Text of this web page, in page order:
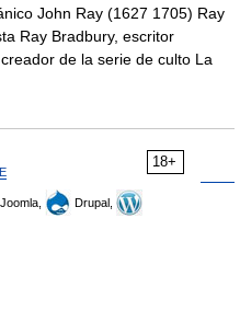
John Ray (1627 1705) Ray
Ray Bradbury, escritor
de la serie de culto La
18+
Joomla,
Drupal,